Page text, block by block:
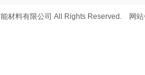
材料有限公司 All Rights Reserved. 网站